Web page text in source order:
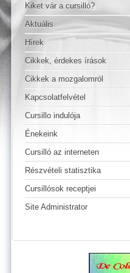
Kiket vár a cursilló?
Aktuális
Hírek
Cikkek, érdekes írások
Cikkek a mozgalomról
Kapcsolatfelvétel
Cursillo indulója
Énekeink
Cursilló az interneten
Részvételi statisztika
Cursillósok receptjei
Site Administrator